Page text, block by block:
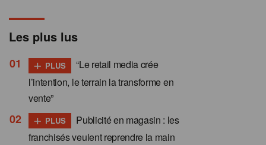
Les plus lus
+ PLUS
“Le retail media crée
l’intention, le terrain la transforme en
vente”
+ PLUS
Publicité en magasin : les
franchisés veulent reprendre la main